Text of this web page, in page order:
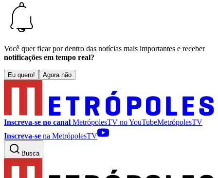
Você quer ficar por dentro das notícias mais importantes e receber
notificações em tempo real?
Eu quero! Agora não
Inscreva-se no canal MetrópolesTV noYouTubeMetrópolesTV
Inscreva-se na MetrópolesTV
Busca